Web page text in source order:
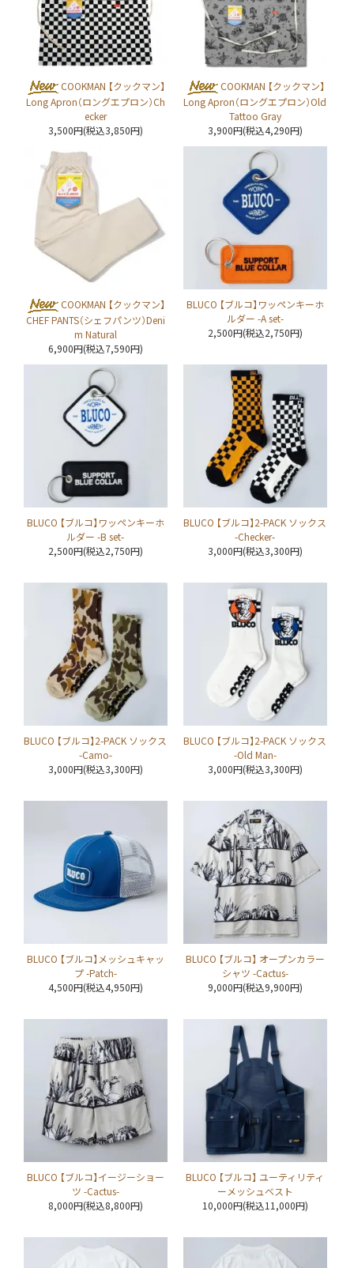
COOKMAN 【クックマン】
Long Apron（ロングエプロン）Ch
ecker
3,500円(税込3,850円)
COOKMAN 【クックマン】
Long Apron（ロングエプロン）Old
Tattoo Gray
3,900円(税込4,290円)
COOKMAN 【クックマン】
CHEF PANTS（シェフパンツ）Deni
m Natural
6,900円(税込7,590円)
BLUCO 【ブルコ】ワッペンキーホ
ルダー -A set-
2,500円(税込2,750円)
BLUCO 【ブルコ】ワッペンキーホ
ルダー -B set-
2,500円(税込2,750円)
BLUCO 【ブルコ】2-PACK ソックス
-Checker-
3,000円(税込3,300円)
BLUCO 【ブルコ】2-PACK ソックス
-Camo-
3,000円(税込3,300円)
BLUCO 【ブルコ】2-PACK ソックス
-Old Man-
3,000円(税込3,300円)
BLUCO 【ブルコ】メッシュキャッ
プ -Patch-
4,500円(税込4,950円)
BLUCO 【ブルコ】 オープンカラー
シャツ -Cactus-
9,000円(税込9,900円)
BLUCO 【ブルコ】イージーショー
ツ -Cactus-
8,000円(税込8,800円)
BLUCO 【ブルコ】 ユーティリティ
ーメッシュベスト
10,000円(税込11,000円)